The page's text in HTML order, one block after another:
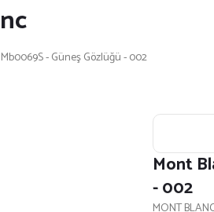
- Güneş Gözlüğü - 002
Mont
- 002